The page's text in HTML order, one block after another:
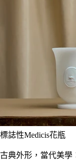
標誌性Medicis花瓶
古典外形，當代美學